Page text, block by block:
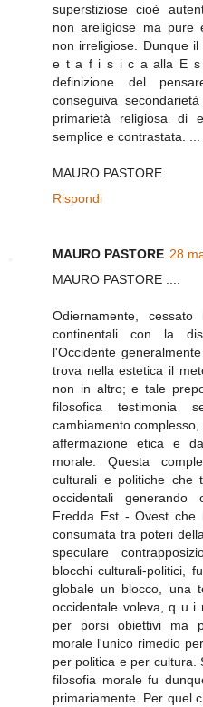
superstiziose cioè
non areligiose ma pure
non irreligiose. Dunque
e t a f i s i c a alla E s
definizione del
conseguiva
primarietà religiosa di
semplice e contrastata. ...
MAURO PASTORE
Rispondi
MAURO PASTORE 28
MAURO PASTORE :...
Odiernamente,
continentali con la
l'Occidente
trova nella estetica il
non in altro; e tale
filosofica testimonia
cambiamento
affermazione etica e
morale. Questa
culturali e politiche che
occidentali generando
Fredda Est - Ovest che
consumata tra poteri
speculare
blocchi culturali-politici,
globale un blocco, una
occidentale voleva, q u
per porsi obiettivi ma
morale l'unico rimedio
per politica e per cultura.
filosofia morale fu
primariamente. Per quel